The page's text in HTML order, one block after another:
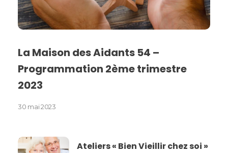
La Maison des Aidants 54 –
Programmation 2ème trimestre
2023
30 mai 2023
Ateliers « Bien Vieillir chez soi »